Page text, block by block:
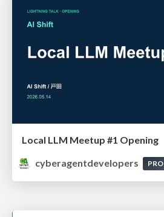
Local LLM Meetup #1 Opening
cyberagentdevelopers
PRO